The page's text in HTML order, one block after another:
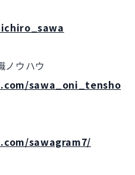
ノウハウ
sawa_oni_tensho
sawagram7/